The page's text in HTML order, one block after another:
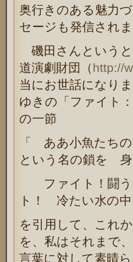
奥行きのある魅力
セージも発信されま
磯田さんというと
道演劇財団（http://
当にお世話になり
ゆきの「ファイト：
の一節
「 ああ小魚たち
という名の鎖を
ファイト！闘う
ト！ 冷たい水の
を引用して、これ
を、私はそれまで
言葉に対して素晴